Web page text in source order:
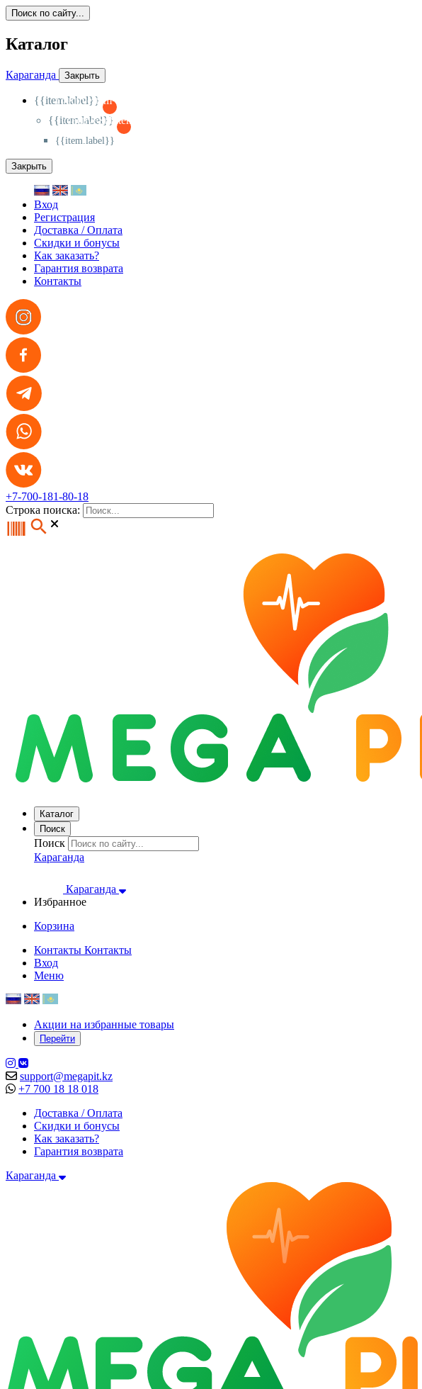
Поиск по сайту...
Каталог
Караганда Закрыть
{{item.label}}
{{activeItem==item.id?'-
{{item.label}}
{{activeSubitem==item.id?'-
{{item.label}}
Закрыть
Вход
Регистрация
Доставка / Оплата
Скидки и бонусы
Как заказать?
Гарантия возврата
Контакты
+7-700-181-80-18
Строка поиска:
Каталог
Поиск
Поиск
Караганда
Караганда
Избранное
Корзина
Контакты Контакты
Вход
Меню
Акции на избранные товары
Перейти
support@megapit.kz
+7 700 18 18 018
Доставка / Оплата
Скидки и бонусы
Как заказать?
Гарантия возврата
Караганда